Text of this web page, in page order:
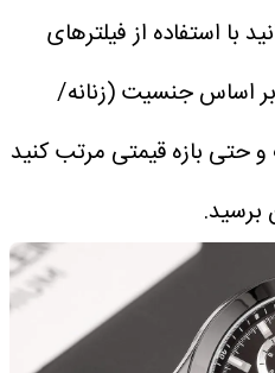
با استفاده از فیلترهای
اساس جنسیت (زنانه/
حتی بازه قیمتی مرتب کنید
برسید.